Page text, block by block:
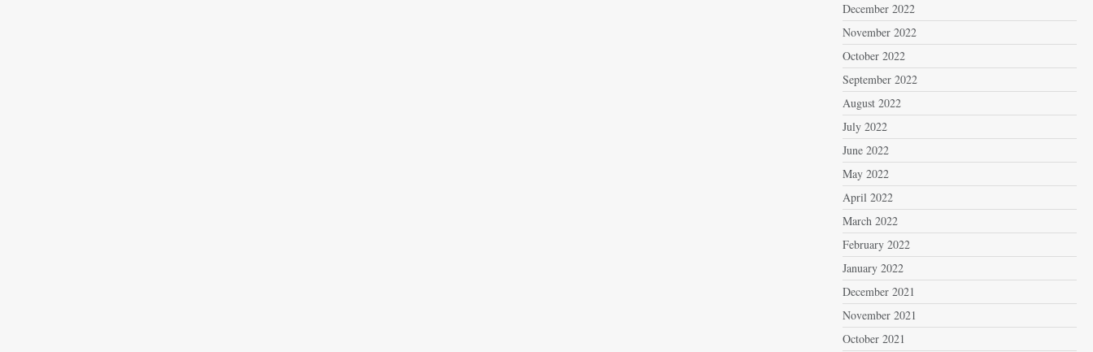
December 2022
November 2022
October 2022
September 2022
August 2022
July 2022
June 2022
May 2022
April 2022
March 2022
February 2022
January 2022
December 2021
November 2021
October 2021